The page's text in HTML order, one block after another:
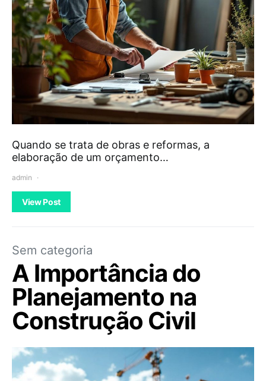
Quando se trata de obras e reformas, a
elaboração de um orçamento…
admin
View Post
Sem categoria
A Importância do
Planejamento na
Construção Civil